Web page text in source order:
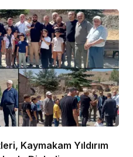
Kaymakam Yıldırım